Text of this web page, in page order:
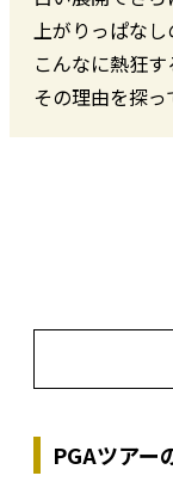
上がりっぱな
こんなに熱狂
その理由を探っ
PGAツアー